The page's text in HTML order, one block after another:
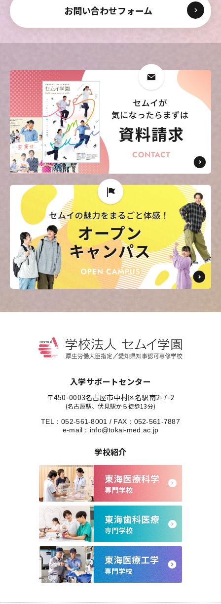
お問い合わせフォーム
入学サポートセンター
〒450-0003名古屋市中村区名駅南2-7-2
(名古屋駅、伏見駅から徒歩13分)
TEL：052-561-8001 / FAX：052-561-7887
e-mail： info@tokai-med.ac.jp
学校紹介
東海医療科学
東海歯科医療
専門学校
東海医療工学
専門学校
CLOSE
東海医療科学
東海歯科医療
専門学校
東海医療工学
専門学校
CLOSE
東海医療科学
東海歯科医療
専門学校
東海医療工学
専門学校
CLOSE
東海医療科学
東海歯科医療
専門学校
東海医療工学
専門学校
CLOSE